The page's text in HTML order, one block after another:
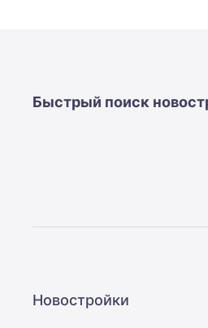
Быстрый поиск
Новостройки